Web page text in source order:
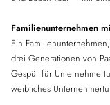
Familienunternehmen
Ein
drei Generationen von
Gespür für
weibliches